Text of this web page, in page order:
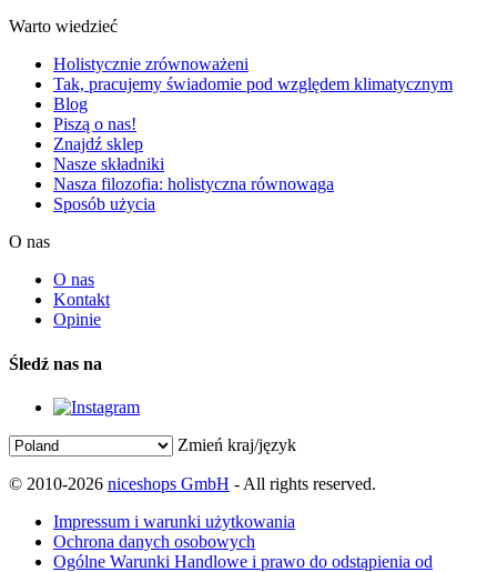
Warto wiedzieć
Holistycznie zrównoważeni
Tak, pracujemy świadomie pod względem klimatycznym
Blog
Piszą o nas!
Znajdź sklep
Nasze składniki
Nasza filozofia: holistyczna równowaga
Sposób użycia
O nas
O nas
Kontakt
Opinie
Śledź nas na
Zmień kraj/język
© 2010-2026 niceshops GmbH - All rights reserved.
Impressum i warunki użytkowania
Ochrona danych osobowych
Ogólne Warunki Handlowe i prawo do odstąpienia od